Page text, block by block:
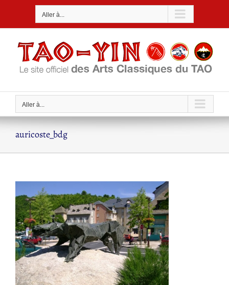
Aller à...
Aller à...
auricoste_bdg